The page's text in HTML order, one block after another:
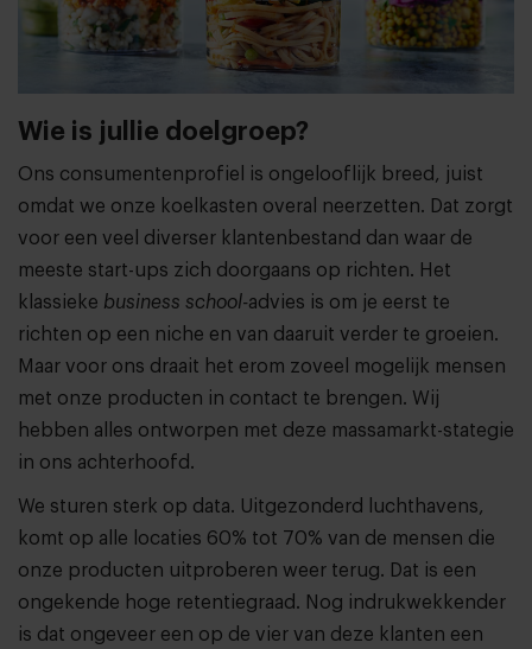
Wie is jullie doelgroep?
Ons consumentenprofiel is ongelooflijk breed, juist
omdat we onze koelkasten overal neerzetten. Dat zorgt
voor een veel diverser klantenbestand dan waar de
meeste start-ups zich doorgaans op richten. Het
klassieke business school-advies is om je eerst te
richten op een niche en van daaruit verder te groeien.
Maar voor ons draait het erom zoveel mogelijk mensen
met onze producten in contact te brengen. Wij
hebben alles ontworpen met deze massamarkt-stategie
in ons achterhoofd.
We sturen sterk op data. Uitgezonderd luchthavens,
komt op alle locaties 60% tot 70% van de mensen die
onze producten uitproberen weer terug. Dat is een
ongekende hoge retentiegraad. Nog indrukwekkender
is dat ongeveer een op de vier van deze klanten een